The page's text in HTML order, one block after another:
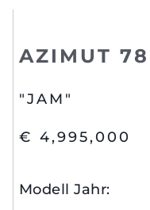
AZIMUT 78
"JAM"
€ 4,995,000
Modell Jahr: